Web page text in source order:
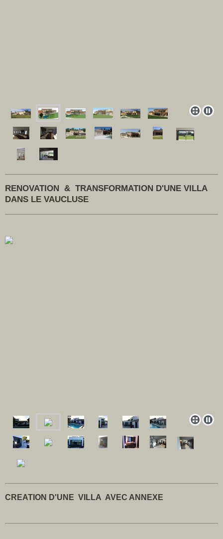
RENOVATION & TRANSFORMATION D'UNE VILLA
DANS LE VAUCLUSE
CREATION D'UNE VILLA AVEC ANNEXE